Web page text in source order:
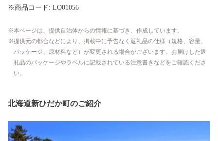
※商品コード: LO01056
本ページは、提供自治体からの情報に基づき、作成しています。
提供元の都合などにより、掲載中に予告なく返礼品の仕様（規格、容量、
パッケージ、原材料など）が変更される場合がございます。お届けした返
礼品のパッケージやラベルに記載されている注意書きなどをご確認くださ
い。
北海道新ひだか町のご紹介